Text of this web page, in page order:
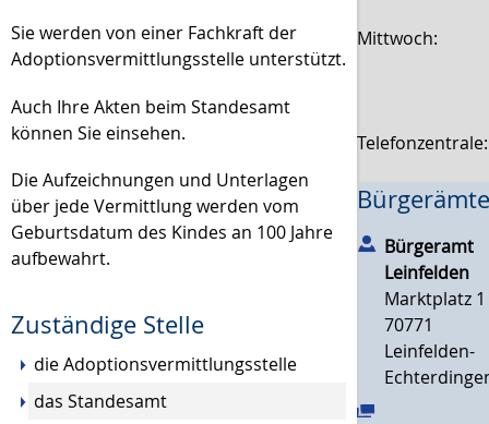
Sie werden von einer Fachkraft der
Adoptionsvermittlungsstelle unterstützt.
Auch Ihre Akten beim Standesamt
können Sie einsehen.
Die Aufzeichnungen und Unterlagen
über jede Vermittlung werden vom
Geburtsdatum des Kindes an 100 Jahre
aufbewahrt.
Zuständige Stelle
die Adoptionsvermittlungsstelle
das Standesamt
Mittwoch:
Bürgeramt
Leinfelden
Marktplatz 1
70771
Leinfelden-